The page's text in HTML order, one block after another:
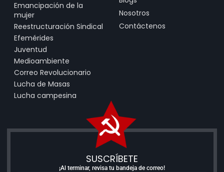
Emancipación de la
mujer
Reestructuración Sindical
Efemérides
Juventud
Medioambiente
Correo Revolucionario
Lucha de Masas
Lucha campesina
Nosotros
Contáctenos
SUSCRÍBETE
¡Al terminar, revisa tu bandeja de correo!